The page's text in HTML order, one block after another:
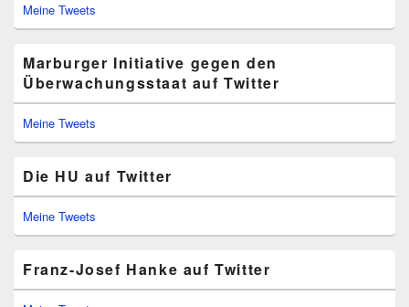
Meine Tweets
Marburger Initiative gegen den
Überwachungsstaat auf Twitter
Meine Tweets
Die HU auf Twitter
Meine Tweets
Franz-Josef Hanke auf Twitter